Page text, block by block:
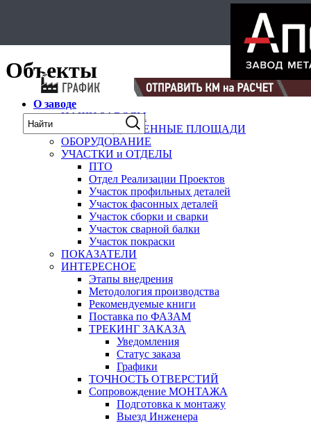
Объекты
О заводе
НАШИ ЗАВОДЫ
ПРОИЗВОДСТВЕННЫЕ ПЛОЩАДИ
ОБОРУДОВАНИЕ
УЧАСТКИ и ОТДЕЛЫ
ПТО
Отдел Реализации Проектов
Участок профильных деталей
Участок фасонных деталей
Участок сборки и сварки
Участок сварной балки
Участок покраски
ПОКАЗАТЕЛИ
ИНТЕРЕСНОЕ
Этапы внедрения
Методология производства
Рекомендуемые книги
Поставка по ФАЗАМ
ТРЕКИНГ ЗАКАЗА
Уведомления
Статус заказа
Графики
ТОЧНОСТЬ ОТВЕРСТИЙ
Сопровождение МОНТАЖА
Подготовка к монтажу
Выезд Инженера